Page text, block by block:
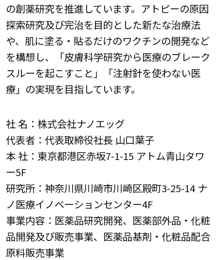
の創薬研究を推進しています。アトピーの原因
探索研究及び完治を目的とした新たな治療法
や、肌に塗る・貼るだけのワクチンの開発など
を構想し、「皮膚科学研究から医療のブレーク
スルーを起こすこと」「注射針を使わない医
療」の実現を目指しています。
社 名：株式会社ナノエッグ
代表者：代表取締役社長 山口葉子
本 社：東京都港区赤坂7-1-15 アトム青山タワ
ー5F
研究所：神奈川県川崎市川崎区殿町3-25-14 ナ
ノ医療イノベーションセンター4F
事業内容：医薬品研究開発、医薬部外品・化粧
品開発及び販売事業、医薬品基剤・化粧品配合
原料販売事業